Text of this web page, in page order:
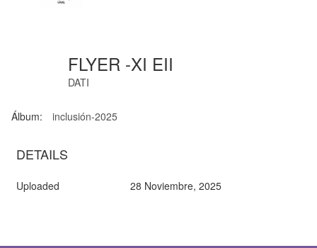
FLYER -XI EII
DATI
Álbum: inclusión-2025
DETAILS
Uploaded 28 Noviembre, 2025